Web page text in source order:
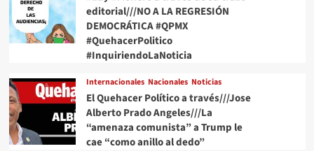
editorial///NO A LA REGRESIÓN
DEMOCRÁTICA #QPMX
#QuehacerPolitico
#InquiriendoLaNoticia
Internacionales Nacionales Noticias
El Quehacer Político a través///Jose
Alberto Prado Angeles///La
“amenaza comunista” a Trump le
cae “como anillo al dedo”